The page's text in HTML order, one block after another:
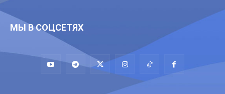
МЫ В СОЦСЕТЯХ